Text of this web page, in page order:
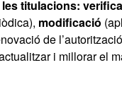
titulacions:
modificació
de
i millorar el